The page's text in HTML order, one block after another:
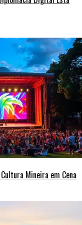
Mineira em Cena